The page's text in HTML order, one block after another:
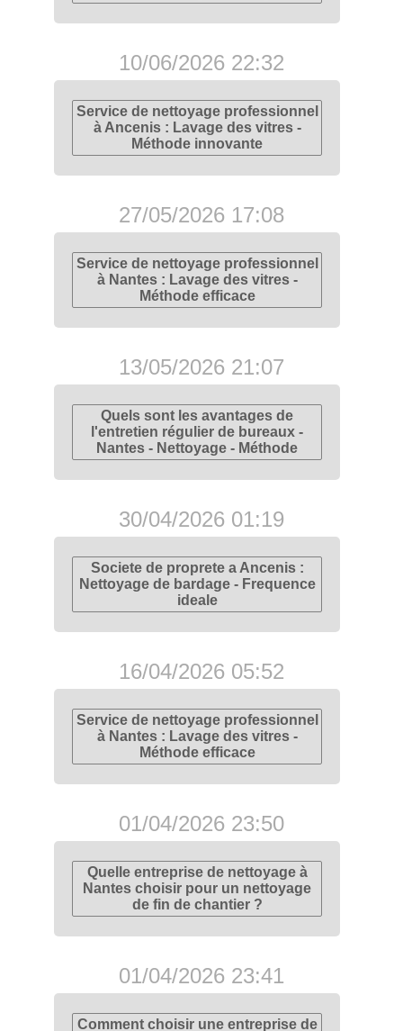
10/06/2026 22:32
Service de nettoyage professionnel
à Ancenis : Lavage des vitres -
Méthode innovante
27/05/2026 17:08
Service de nettoyage professionnel
à Nantes : Lavage des vitres -
Méthode efficace
13/05/2026 21:07
Quels sont les avantages de
l'entretien régulier de bureaux -
Nantes - Nettoyage - Méthode
30/04/2026 01:19
Societe de proprete a Ancenis :
Nettoyage de bardage - Frequence
ideale
16/04/2026 05:52
Service de nettoyage professionnel
à Nantes : Lavage des vitres -
Méthode efficace
01/04/2026 23:50
Quelle entreprise de nettoyage à
Nantes choisir pour un nettoyage
de fin de chantier ?
01/04/2026 23:41
Comment choisir une entreprise de